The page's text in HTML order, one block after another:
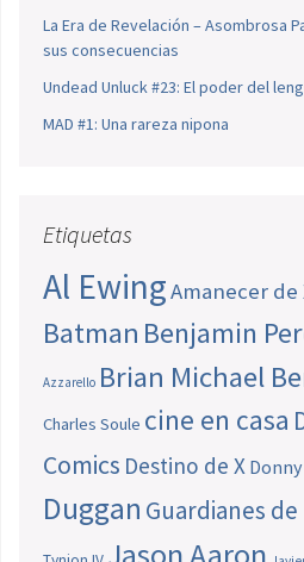
La Era de Revelación – Asombrosa
sus consecuencias
Undead Unluck #23: El poder del
MAD #1: Una rareza nipona
Etiquetas
Al EwingAmanecer de
Batman Benjamin
Azzarello Brian Michael
Charles Soule cine en casa
Comics Destino de X
Duggan Guardianes de
Jason Aaron